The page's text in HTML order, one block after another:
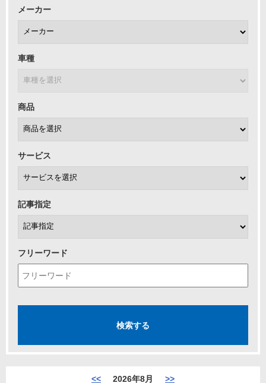
メーカー
車種
商品
サービス
記事指定
フリーワード
<< 2026年8月 >>